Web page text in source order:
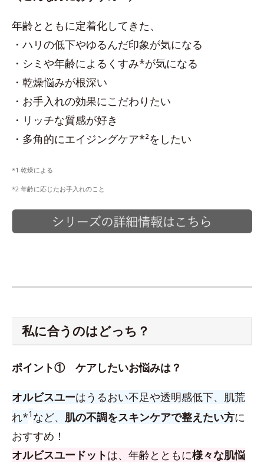
年齢とともに定着化してきた、
・ハリの低下やゆるんだ印象が気になる
・シミや年齢によるくすみ*が気になる
・乾燥悩みが根深い
・お手入れの効果にこだわりたい
・リッチな質感が好き
・多角的にエイジングケア*²をしたい
*1 乾燥による
*2 年齢に応じたお手入れのこと
私に合うのはどっち？
ポイント① ケアしたいお悩みは？
オルビスユーはうるおい不足や透明感低下、肌荒
れ*1 など、 肌の不調をスキンケアで整えたい方に
おすすめ！
オルビスユードットは、年齢とともに様々な肌悩